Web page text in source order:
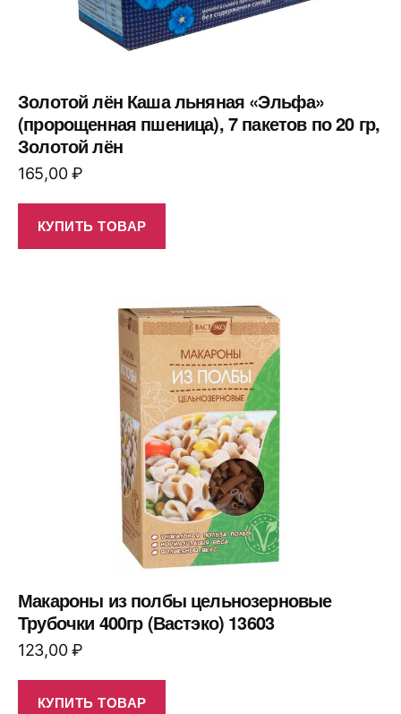
Золотой лён Каша льняная «Эльфа»
(пророщенная пшеница), 7 пакетов по 20 гр,
Золотой лён
165,00₽
КУПИТЬ ТОВАР
Макароны из полбы цельнозерновые
Трубочки 400гр (Вастэко) 13603
123,00₽
КУПИТЬ ТОВАР